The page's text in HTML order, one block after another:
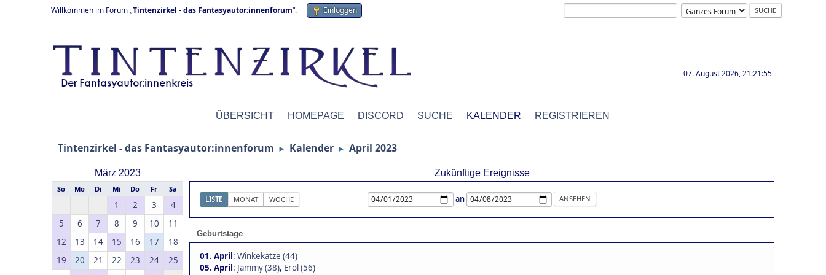
Willkommen im Forum „Tintenzirkel - das Fantasyautor:innenforum“. Einloggen
07. August 2026, 21:21:55
ÜBERSICHT HOMEPAGE DISCORD SUCHE KALENDER REGISTRIEREN
Tintenzirkel - das Fantasyautor:innenforum ► Kalender ► April 2023
März 2023
So Mo Di Mi Do Fr Sa
1 2 3
4
5
6 7 8 9 10
11
12
13 14 15 16 17
18
19
20 21 22 23 24
25
Zukünftige Ereignisse
LISTE MONAT WOCHE an
Geburtstage
01. April: Winkekatze (44)
05. April: Jammy (38), Erol (56)